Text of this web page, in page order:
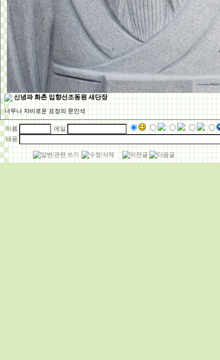
신녕파 화촌 입향선조동원 새단장
너무나 자비로운 표정의 문인석
이름
메일
내용